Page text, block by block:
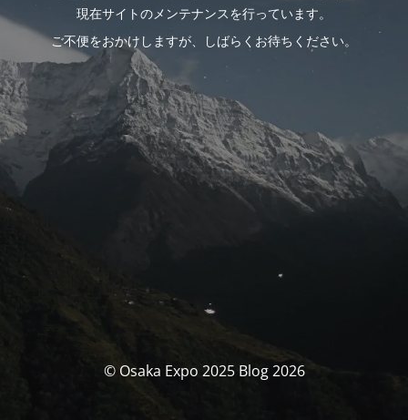
現在サイトのメンテナンスを行っています。
ご不便をおかけしますが、しばらくお待ちください。
© Osaka Expo 2025 Blog 2026